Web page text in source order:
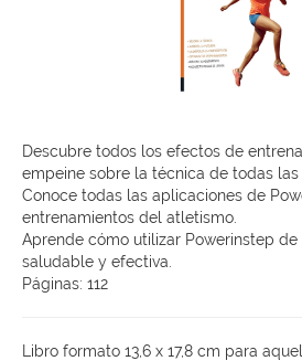
Descubre todos los efectos de
empeine sobre la técnica de todas
Conoce todas las aplicaciones de
entrenamientos del atletismo.
Aprende cómo utilizar Powerinstep
saludable y efectiva.
Páginas: 112
Libro formato 13,6 x 17,8 cm para